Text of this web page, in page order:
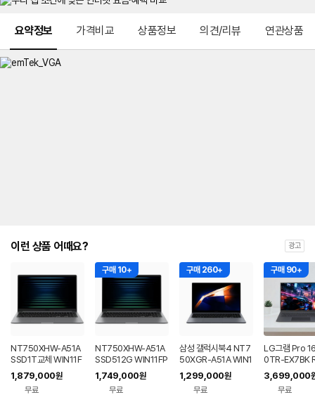
요약정보 가격비교 상품정보 의견/리뷰 연관상품
이런 상품 어때요? 광고
NT750XHW-A51A
SSD1T교체 WIN11F
PP(버젼UP설치) 삼성
전자 갤럭시북5 노트
1,879,000원
무료
구매 10+
NT750XHW-A51A
SSD512G WIN11FP
P(버젼UP설치) 삼성
전자 갤럭시북5 노트
1,749,000원
무료
구매 260+
삼성 갤럭시북4 NT7
50XGR-A51A WIN1
1 FPP(버젼UP설치)
업무용 학생용 사무용
노트북 문스톤그레이
1,299,000원
무료
구매 90+
LG그램 Pro
0TR-EX7BK
050 32GB 디
트북
3,699,000
무료